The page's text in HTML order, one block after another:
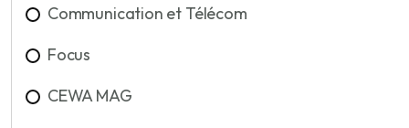
Communication et Télécom
Focus
CEWA MAG